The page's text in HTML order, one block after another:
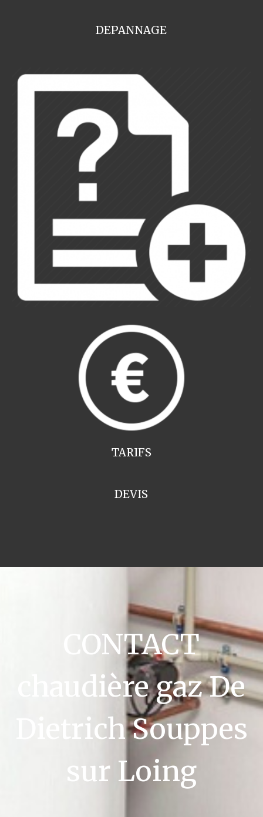
DEPANNAGE
TARIFS
DEVIS
CONTACT
chaudière gaz De
Dietrich Souppes
sur Loing